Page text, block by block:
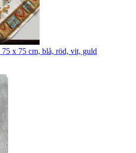
75 x 75 cm, blå, röd, vit, guld